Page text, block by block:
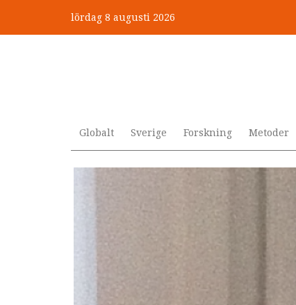
huvudinnehåll
lördag 8 augusti 2026
Globalt Sverige Forskning Metoder
”Jobbet gick bra – just